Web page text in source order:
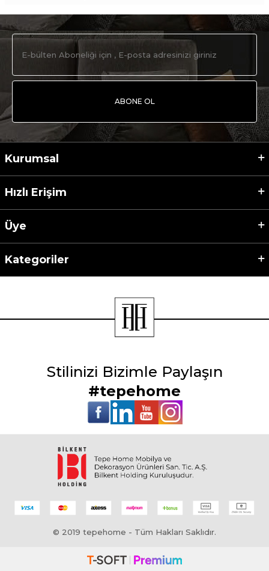
ABONE OL
Kurumsal
Hızlı Erişim
Üye
Kategoriler
Stilinizi Bizimle Paylaşın
#tepehome
© 2019 tepehome - Tüm Hakları Saklıdır.